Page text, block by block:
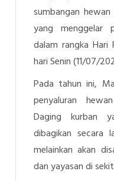
sumbangan
yang menggelar
dalam rangka Hari
hari Senin (11/07/
Pada tahun ini,
penyaluran
Daging kurban
dibagikan secara
melainkan akan
dan yayasan di